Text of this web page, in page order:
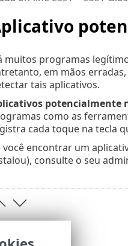
muitos programas
em mãos
tais aplicativos.
potencialmente
como as
cada toque na tecla
você encontrar um
consulte o seu